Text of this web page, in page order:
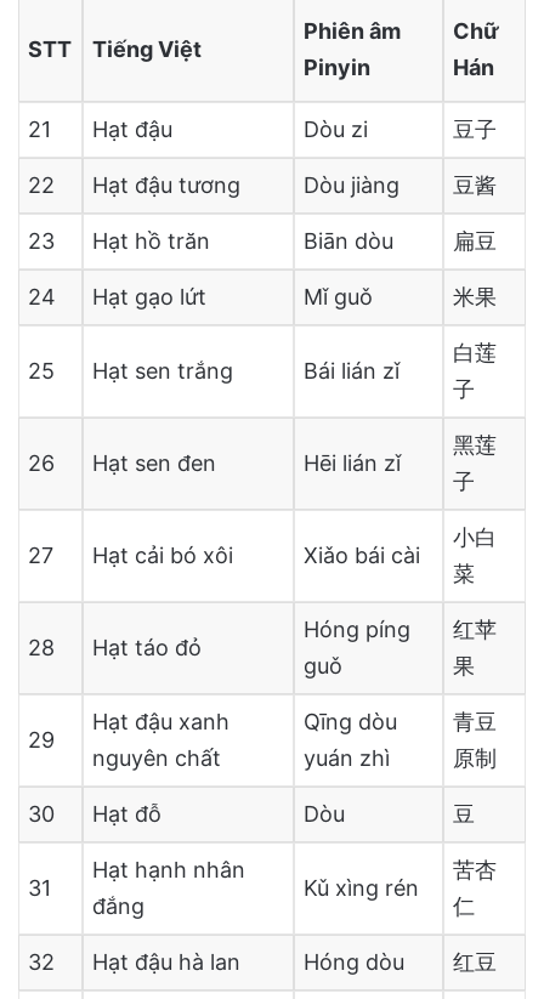
STT Tiếng Việt
Phiên âm
Pinyin
Chữ
Hán
21 Hạt đậu Dòu zi 豆子
22 Hạt đậu tương Dòu jiàng 豆酱
23 Hạt hồ trăn Biān dòu 扁豆
24 Hạt gạo lứt Mǐ guǒ 米果
25 Hạt sen trắng Bái lián zǐ
白莲
子
26 Hạt sen đen Hēi lián zǐ
黑莲
子
27 Hạt cải bó xôi Xiǎo bái cài
小白
菜
28 Hạt táo đỏ
Hóng píng
guǒ
红苹
果
29
Hạt đậu xanh
nguyên chất
Qīng dòu
yuán zhì
青豆
原制
30 Hạt đỗ Dòu 豆
31
Hạt hạnh nhân
đắng
Kǔ xìng rén
苦杏
仁
32 Hạt đậu hà lan Hóng dòu 红豆